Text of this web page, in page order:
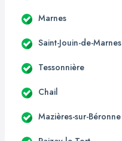
Marnes
Saint-Jouin-de-Marnes
Tessonnière
Chail
Mazières-sur-Béronne